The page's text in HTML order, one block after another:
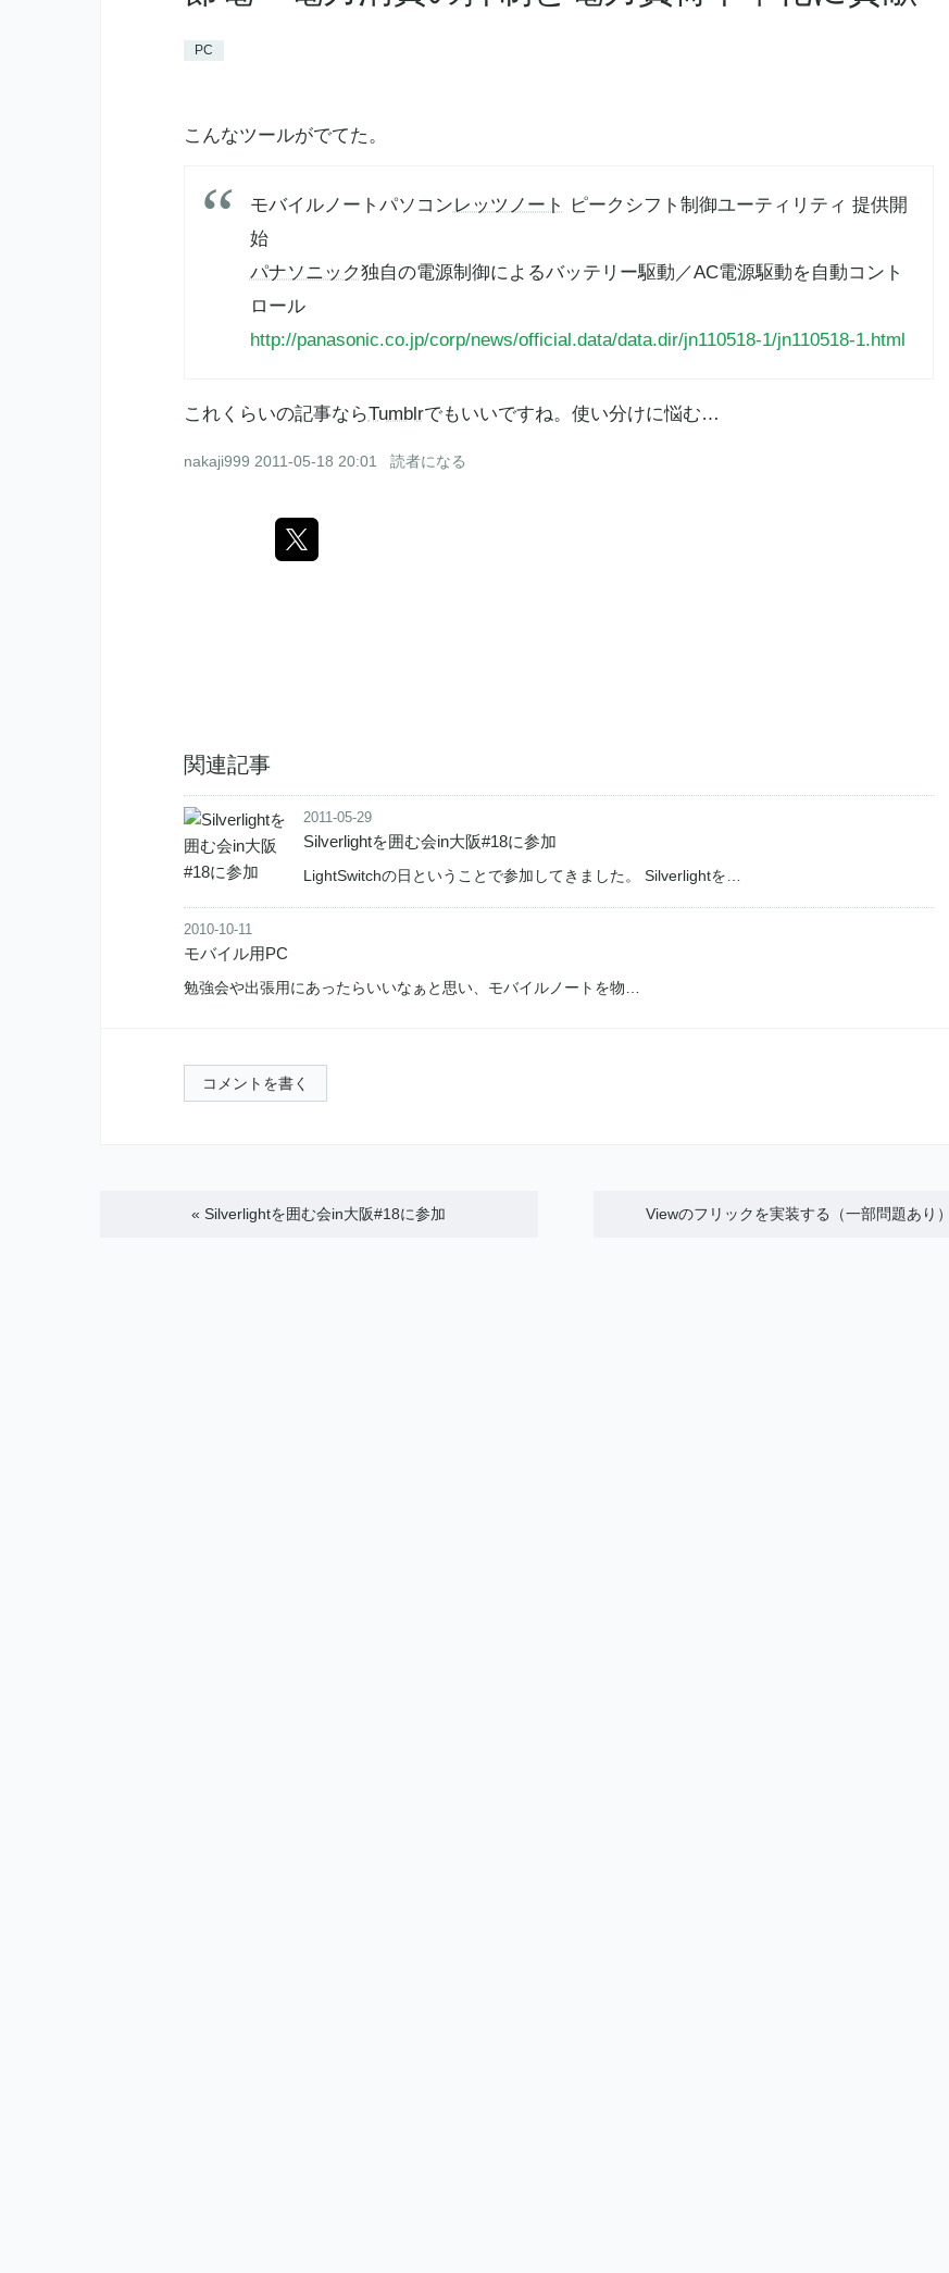
PC
こんなツールがでてた。
モバイルノートパソコンレッツノート
ピークシフト制御ユーティリティ 提供開
始
パナソニック独自の電源制御によるバッテリー駆動／AC電源駆動を自動コント
ロール
http://panasonic.co.jp/corp/news/official.data/data.dir/jn110518-1/jn110518-1.html
これくらいの記事ならTumblrでもいいですね。使い分けに悩む…
nakaji999 2011-05-18 20:01 読者になる
関連記事
2011-05-29
Silverlightを囲む会in大阪#18に参加
LightSwitchの日ということで参加してきました。 Silverlightを…
2010-10-11
モバイル用PC
勉強会や出張用にあったらいいなぁと思い、モバイルノートを物…
コメントを書く
«Silverlightを囲む会in大阪#18に参加 Viewのフリックを実装する（一部問題あり）